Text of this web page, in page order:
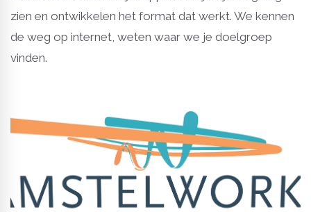
zien en ontwikkelen het format dat werkt. We kennen
de weg op internet, weten waar we je doelgroep
vinden.